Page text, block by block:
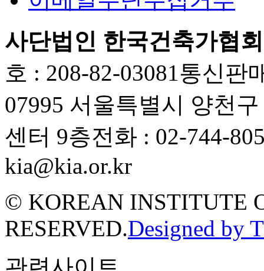
사단법인 한국건축가협회
호 : 208-82-03081 통신판
07995 서울특별시 양천
센터 9층전화 : 02-744-
kia@kia.or.kr
© KOREAN INSTITUTE
RESERVED.Designed by